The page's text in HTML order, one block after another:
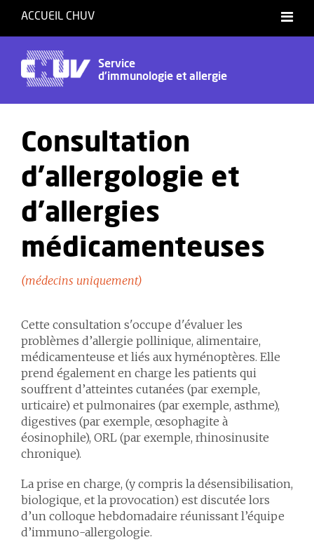
ACCUEIL CHUV
Service
d'immunologie et allergie
Consultation
d'allergologie et
d'allergies
médicamenteuses
(médecins uniquement)
Cette consultation s'occupe d'évaluer les
problèmes d’allergie pollinique, alimentaire,
médicamenteuse et liés aux hyménoptères. Elle
prend également en charge les patients qui
souffrent d’atteintes cutanées (par exemple,
urticaire) et pulmonaires (par exemple, asthme),
digestives (par exemple, œsophagite à
éosinophile), ORL (par exemple, rhinosinusite
chronique).
La prise en charge, (y compris la désensibilisation,
biologique, et la provocation) est discutée lors
d’un colloque hebdomadaire réunissant l’équipe
d’immuno-allergologie.